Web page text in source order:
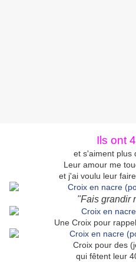
Ils ont
et s'aiment plus
Leur amour me
et j'ai voulu leur
"Fais grandir
Une Croix pour
Croix pour des
qui fêtent leur